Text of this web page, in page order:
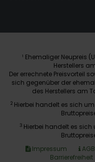
1 Ehemaliger Neupreis
Herstellers
Der errechnete Preisvorteil
sich gegenüber der
des Herstellers am
2 Hierbei handelt es sich
3 Hierbei handelt es
Impressum
AGB
Barrierefreiheit